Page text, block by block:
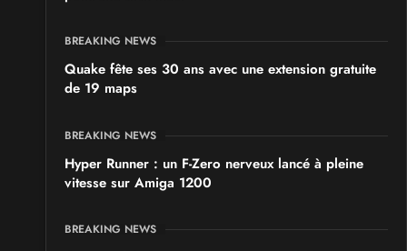
BREAKING NEWS
Quake fête ses 30 ans avec une extension gratuite
de 19 maps
BREAKING NEWS
Hyper Runner : un F-Zero nerveux lancé à pleine
vitesse sur Amiga 1200
BREAKING NEWS